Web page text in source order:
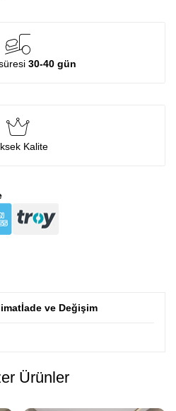
30-40 gün
Kalite
İade ve Değişim
Ürünler